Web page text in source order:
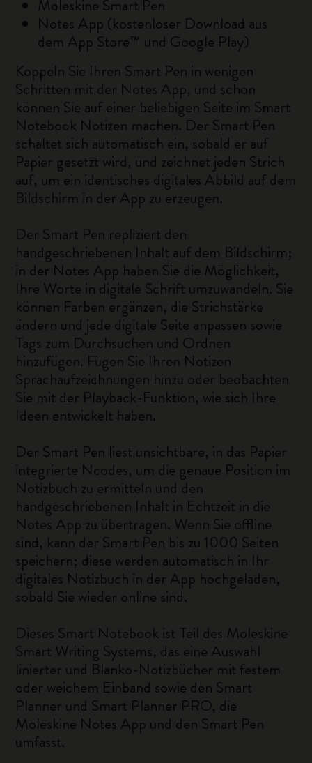
Moleskine Smart Pen
Notes App (kostenloser Download aus
dem App Store™ und Google Play)
Koppeln Sie Ihren Smart Pen in wenigen
Schritten mit der Notes App, und schon
können Sie auf einer beliebigen Seite im Smart
Notebook Notizen machen. Der Smart Pen
schaltet sich automatisch ein, sobald er auf
Papier gesetzt wird, und zeichnet jeden Strich
auf, um ein identisches digitales Abbild auf dem
Bildschirm in der App zu erzeugen.
Der Smart Pen repliziert den
handgeschriebenen Inhalt auf dem Bildschirm;
in der Notes App haben Sie die Möglichkeit,
Ihre Worte in digitale Schrift umzuwandeln. Sie
können Farben ergänzen, die Strichstärke
ändern und jede digitale Seite anpassen sowie
Tags zum Durchsuchen und Ordnen
hinzufügen. Fügen Sie Ihren Notizen
Sprachaufzeichnungen hinzu oder beobachten
Sie mit der Playback-Funktion, wie sich Ihre
Ideen entwickelt haben.
Der Smart Pen liest unsichtbare, in das Papier
integrierte Ncodes, um die genaue Position im
Notizbuch zu ermitteln und den
handgeschriebenen Inhalt in Echtzeit in die
Notes App zu übertragen. Wenn Sie offline
sind, kann der Smart Pen bis zu 1000 Seiten
speichern; diese werden automatisch in Ihr
digitales Notizbuch in der App hochgeladen,
sobald Sie wieder online sind.
Dieses Smart Notebook ist Teil des Moleskine
Smart Writing Systems, das eine Auswahl
linierter und Blanko-Notizbücher mit festem
oder weichem Einband sowie den Smart
Planner und Smart Planner PRO, die
Moleskine Notes App und den Smart Pen
umfasst.